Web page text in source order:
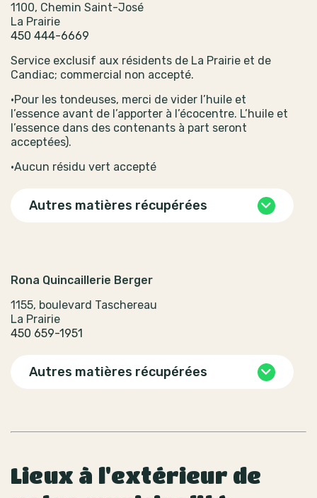
1100, Chemin Saint-José
La Prairie
450 444-6669
Service exclusif aux résidents de La Prairie et de
Candiac; commercial non accepté.
•Pour les tondeuses, merci de vider l’huile et
l’essence avant de l’apporter à l’écocentre. L’huile et
l’essence dans des contenants à part seront
acceptées).
•Aucun résidu vert accepté
Autres matières récupérées
Rona Quincaillerie Berger
1155, boulevard Taschereau
La Prairie
450 659-1951
Autres matières récupérées
Lieux à l'extérieur de